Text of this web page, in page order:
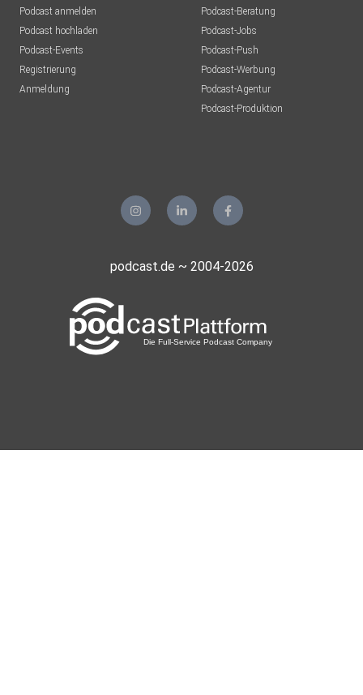
Podcast anmelden
Podcast hochladen
Podcast-Events
Registrierung
Anmeldung
Podcast-Beratung
Podcast-Jobs
Podcast-Push
Podcast-Werbung
Podcast-Agentur
Podcast-Produktion
podcast.de ~ 2004-2026